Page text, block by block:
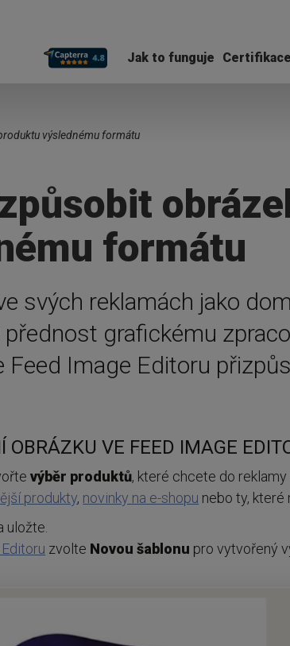
Jak to funguje Certifikace
výslednému formátu
formátu
svých reklamách jako
grafickému
Feed Image Editoru
OBRÁZKU VE FEED IMAGE
výběr produktů, které chcete do reklamy
produkty, novinky na e-shopu nebo ty,
uložte.
zvolte Novou šablonu pro vytvořený